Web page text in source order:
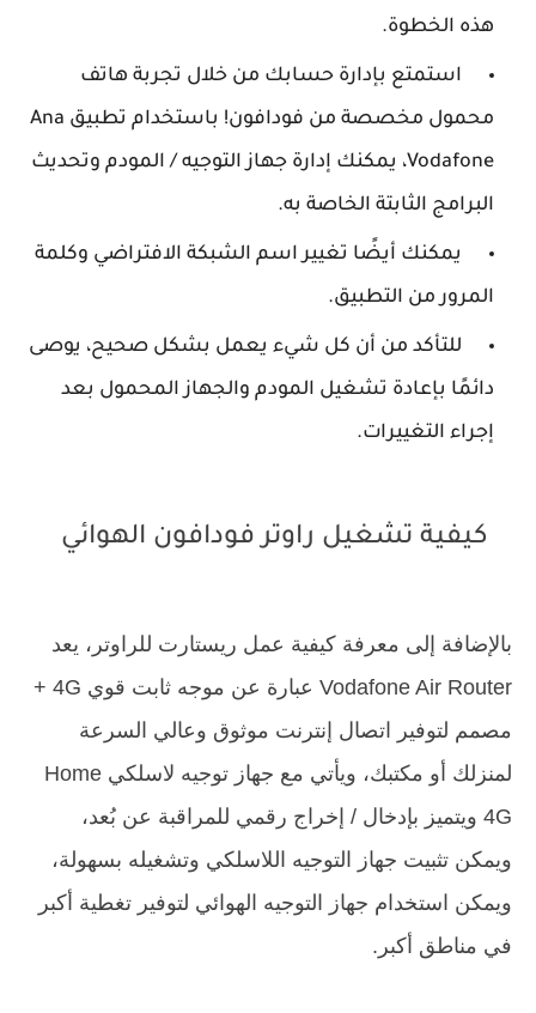
هذه الخطوة.
استمتع بإدارة حسابك من خلال تجربة هاتف
محمول مخصصة من فودافون! باستخدام تطبيق Ana
Vodafone، يمكنك إدارة جهاز التوجيه / المودم وتحديث
البرامج الثابتة الخاصة به.
يمكنك أيضًا تغيير اسم الشبكة الافتراضي وكلمة
المرور من التطبيق.
للتأكد من أن كل شيء يعمل بشكل صحيح، يوصى
دائمًا بإعادة تشغيل المودم والجهاز المحمول بعد
إجراء التغييرات.
كيفية تشغيل راوتر فودافون الهوائي
بالإضافة إلى معرفة كيفية عمل ريستارت للراوتر، يعد
Vodafone Air Router عبارة عن موجه ثابت قوي 4G +
مصمم لتوفير اتصال إنترنت موثوق وعالي السرعة
لمنزلك أو مكتبك، ويأتي مع جهاز توجيه لاسلكي Home
4G ويتميز بإدخال / إخراج رقمي للمراقبة عن بُعد،
ويمكن تثبيت جهاز التوجيه اللاسلكي وتشغيله بسهولة،
ويمكن استخدام جهاز التوجيه الهوائي لتوفير تغطية أكبر
في مناطق أكبر.